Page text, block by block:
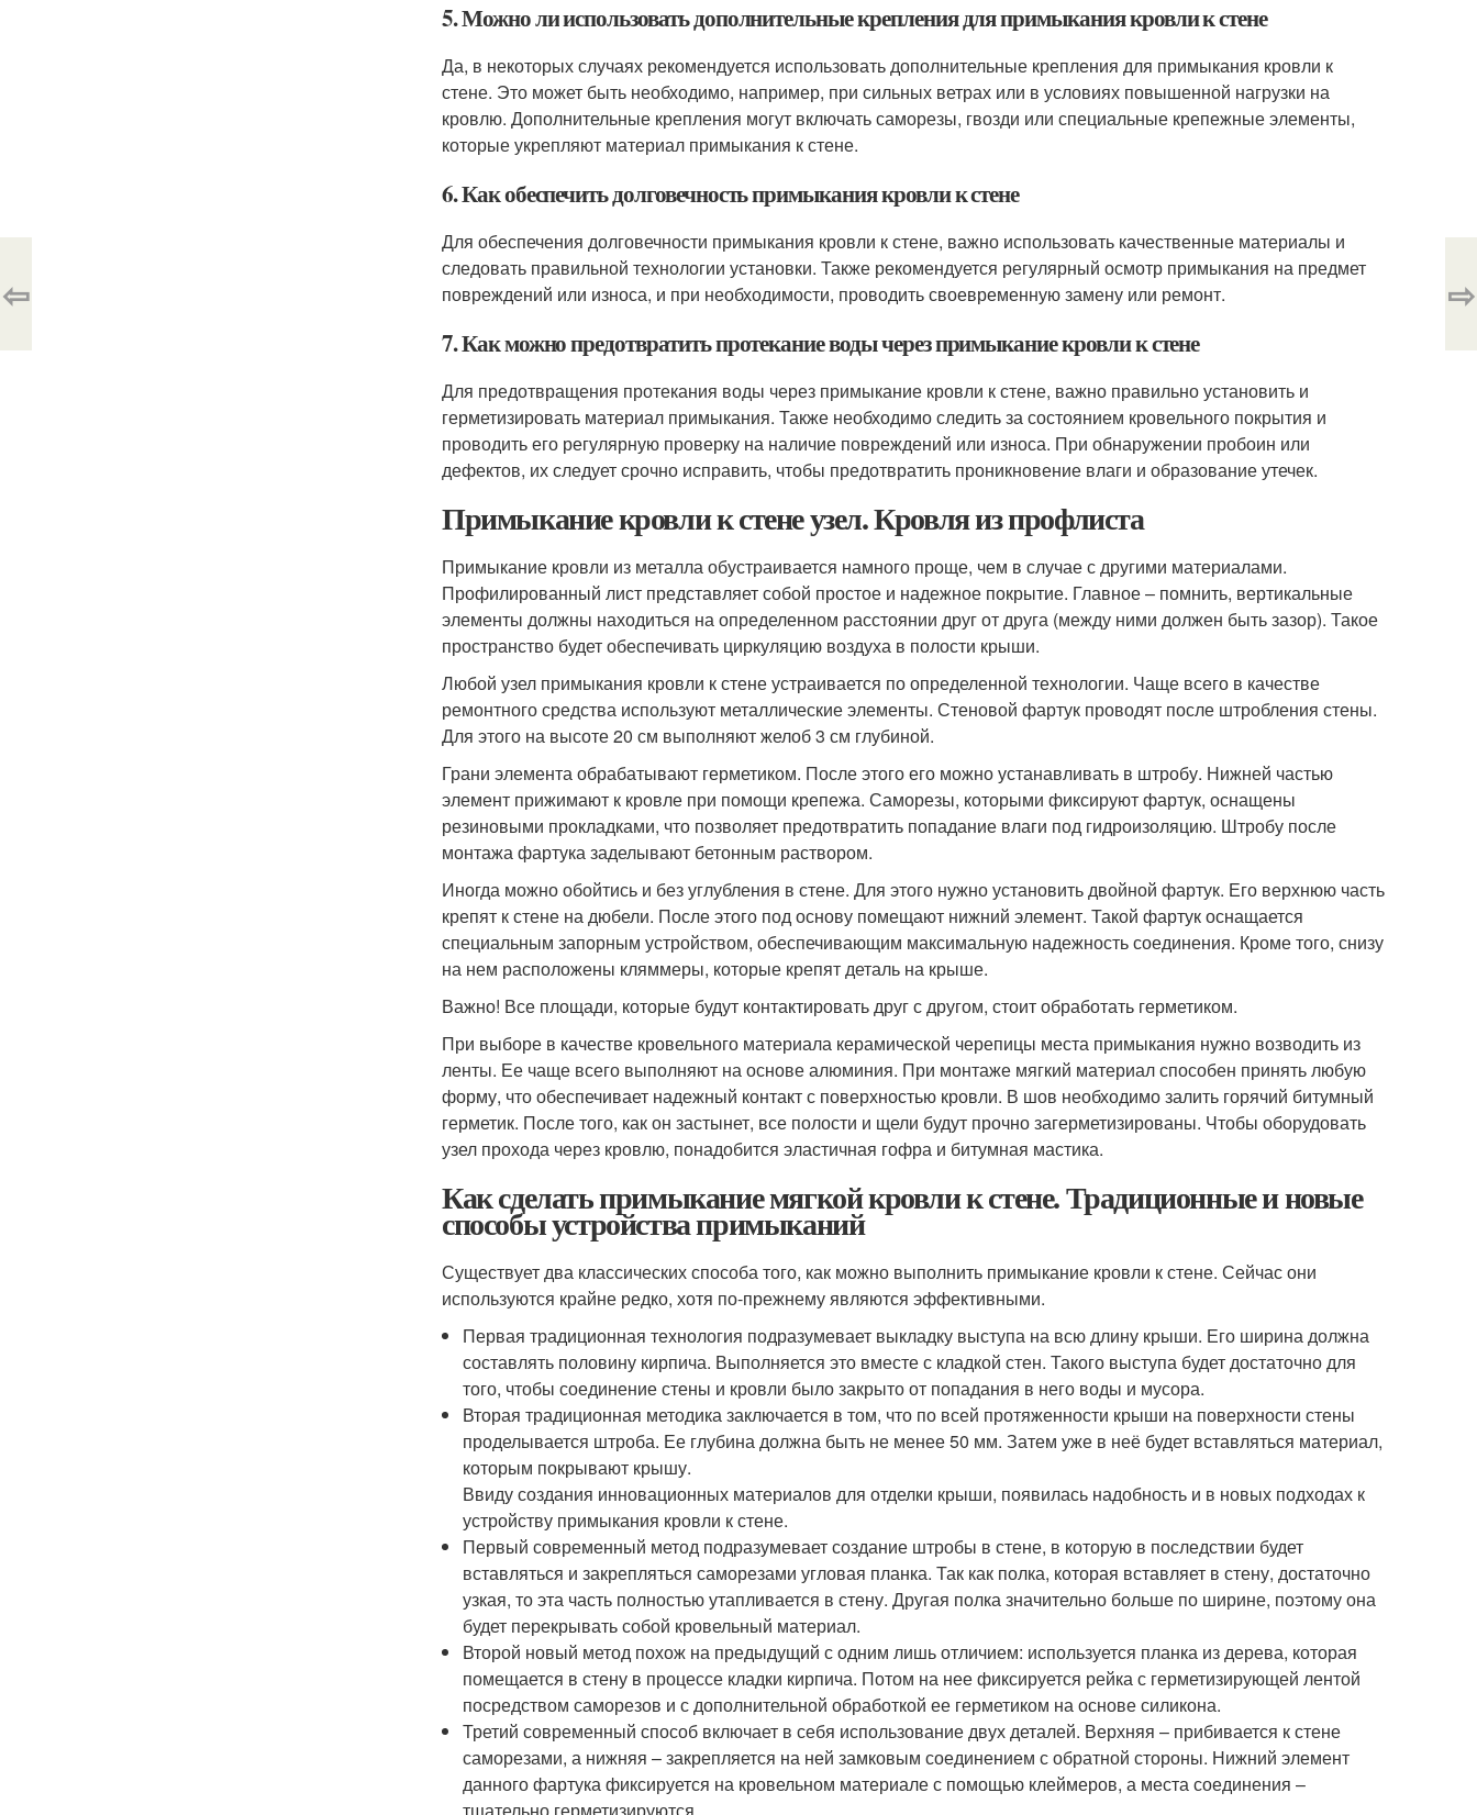
5. Можно ли использовать дополнительные крепления для примыкания кровли к стене
Да, в некоторых случаях рекомендуется использовать дополнительные крепления для примыкания кровли к
стене. Это может быть необходимо, например, при сильных ветрах или в условиях повышенной нагрузки на
кровлю. Дополнительные крепления могут включать саморезы, гвозди или специальные крепежные элементы,
которые укрепляют материал примыкания к стене.
6. Как обеспечить долговечность примыкания кровли к стене
Для обеспечения долговечности примыкания кровли к стене, важно использовать качественные материалы и
следовать правильной технологии установки. Также рекомендуется регулярный осмотр примыкания на предмет
повреждений или износа, и при необходимости, проводить своевременную замену или ремонт.
7. Как можно предотвратить протекание воды через примыкание кровли к стене
Для предотвращения протекания воды через примыкание кровли к стене, важно правильно установить и
герметизировать материал примыкания. Также необходимо следить за состоянием кровельного покрытия и
проводить его регулярную проверку на наличие повреждений или износа. При обнаружении пробоин или
дефектов, их следует срочно исправить, чтобы предотвратить проникновение влаги и образование утечек.
Примыкание кровли к стене узел. Кровля из профлиста
Примыкание кровли из металла обустраивается намного проще, чем в случае с другими материалами.
Профилированный лист представляет собой простое и надежное покрытие. Главное – помнить, вертикальные
элементы должны находиться на определенном расстоянии друг от друга (между ними должен быть зазор). Такое
пространство будет обеспечивать циркуляцию воздуха в полости крыши.
Любой узел примыкания кровли к стене устраивается по определенной технологии. Чаще всего в качестве
ремонтного средства используют металлические элементы. Стеновой фартук проводят после штробления стены.
Для этого на высоте 20 см выполняют желоб 3 см глубиной.
Грани элемента обрабатывают герметиком. После этого его можно устанавливать в штробу. Нижней частью
элемент прижимают к кровле при помощи крепежа. Саморезы, которыми фиксируют фартук, оснащены
резиновыми прокладками, что позволяет предотвратить попадание влаги под гидроизоляцию. Штробу после
монтажа фартука заделывают бетонным раствором.
Иногда можно обойтись и без углубления в стене. Для этого нужно установить двойной фартук. Его верхнюю часть
крепят к стене на дюбели. После этого под основу помещают нижний элемент. Такой фартук оснащается
специальным запорным устройством, обеспечивающим максимальную надежность соединения. Кроме того, снизу
на нем расположены кляммеры, которые крепят деталь на крыше.
Важно! Все площади, которые будут контактировать друг с другом, стоит обработать герметиком.
При выборе в качестве кровельного материала керамической черепицы места примыкания нужно возводить из
ленты. Ее чаще всего выполняют на основе алюминия. При монтаже мягкий материал способен принять любую
форму, что обеспечивает надежный контакт с поверхностью кровли. В шов необходимо залить горячий битумный
герметик. После того, как он застынет, все полости и щели будут прочно загерметизированы. Чтобы оборудовать
узел прохода через кровлю, понадобится эластичная гофра и битумная мастика.
Как сделать примыкание мягкой кровли к стене. Традиционные и новые
способы устройства примыканий
Существует два классических способа того, как можно выполнить примыкание кровли к стене. Сейчас они
используются крайне редко, хотя по-прежнему являются эффективными.
Первая традиционная технология подразумевает выкладку выступа на всю длину крыши. Его ширина должна
составлять половину кирпича. Выполняется это вместе с кладкой стен. Такого выступа будет достаточно для
того, чтобы соединение стены и кровли было закрыто от попадания в него воды и мусора.
Вторая традиционная методика заключается в том, что по всей протяженности крыши на поверхности стены
проделывается штроба. Ее глубина должна быть не менее 50 мм. Затем уже в неё будет вставляться материал,
которым покрывают крышу.
Ввиду создания инновационных материалов для отделки крыши, появилась надобность и в новых подходах к
устройству примыкания кровли к стене.
Первый современный метод подразумевает создание штробы в стене, в которую в последствии будет
вставляться и закрепляться саморезами угловая планка. Так как полка, которая вставляет в стену, достаточно
узкая, то эта часть полностью утапливается в стену. Другая полка значительно больше по ширине, поэтому она
будет перекрывать собой кровельный материал.
Второй новый метод похож на предыдущий с одним лишь отличием: используется планка из дерева, которая
помещается в стену в процессе кладки кирпича. Потом на нее фиксируется рейка с герметизирующей лентой
посредством саморезов и с дополнительной обработкой ее герметиком на основе силикона.
Третий современный способ включает в себя использование двух деталей. Верхняя – прибивается к стене
саморезами, а нижняя – закрепляется на ней замковым соединением с обратной стороны. Нижний элемент
данного фартука фиксируется на кровельном материале с помощью клеймеров, а места соединения –
⇦ ⇨